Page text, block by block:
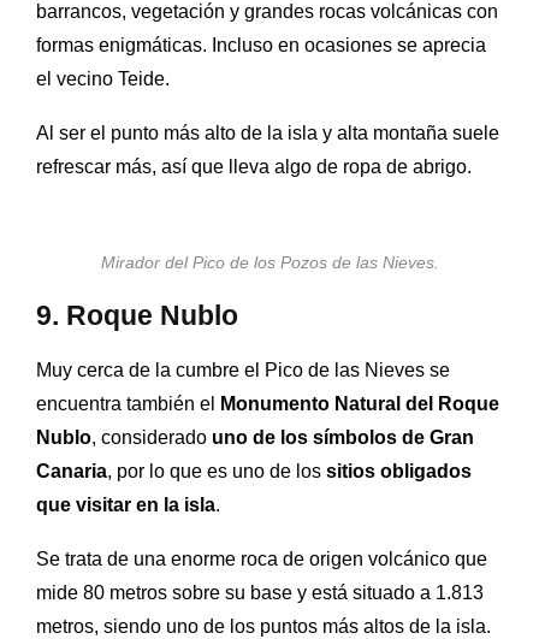
barrancos, vegetación y grandes rocas volcánicas con
formas enigmáticas. Incluso en ocasiones se aprecia
el vecino Teide.
Al ser el punto más alto de la isla y alta montaña suele
refrescar más, así que lleva algo de ropa de abrigo.
Mirador del Pico de los Pozos de las Nieves.
9. Roque Nublo
Muy cerca de la cumbre el Pico de las Nieves se
encuentra también el
Monumento Natural del Roque
Nublo, considerado uno de los símbolos de Gran
Canaria, por lo que es uno de los sitios obligados
que visitar en la isla.
Se trata de una enorme roca de origen volcánico que
mide 80 metros sobre su base y está situado a 1.813
metros, siendo uno de los puntos más altos de la isla.